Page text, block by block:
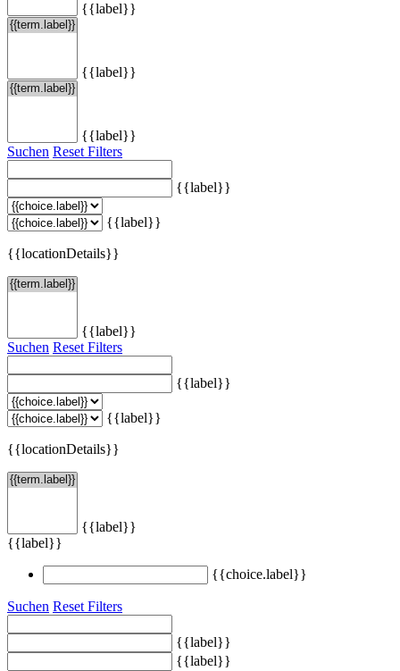
{{label}}
{{label}}
{{label}}
Suchen Reset Filters
{{label}}
{{label}}
{{locationDetails}}
{{label}}
Suchen Reset Filters
{{label}}
{{label}}
{{locationDetails}}
{{label}}
{{label}}
{{choice.label}}
Suchen Reset Filters
{{label}}
{{label}}